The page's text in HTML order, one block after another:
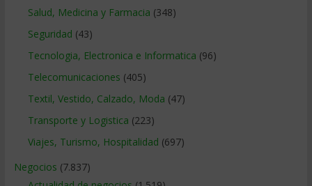
Salud, Medicina y Farmacia (348)
Seguridad (43)
Tecnologia, Electronica e Informatica (96)
Telecomunicaciones (405)
Textil, Vestido, Calzado, Moda (47)
Transporte y Logistica (223)
Viajes, Turismo, Hospitalidad (697)
Negocios (7.837)